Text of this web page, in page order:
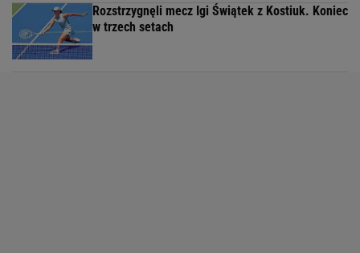
Rozstrzygnęli mecz Igi Świątek z Kostiuk. Koniec
w trzech setach